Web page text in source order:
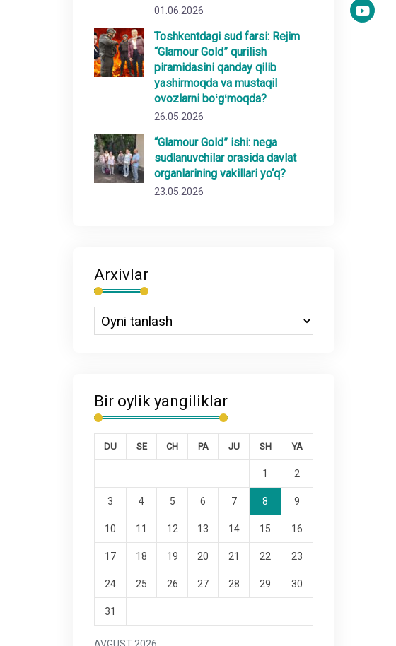
01.06.2026
Toshkentdagi sud farsi: Rejim
“Glamour Gold” qurilish
piramidasini qanday qilib
yashirmoqda va mustaqil
ovozlarni boʻgʻmoqda?
26.05.2026
“Glamour Gold” ishi: nega
sudlanuvchilar orasida davlat
organlarining vakillari yo‘q?
23.05.2026
Arxivlar
Bir oylik yangiliklar
DU SE CH PA JU SH YA
1 2
3 4 5 6 7 8 9
10 11 12 13 14 15 16
17 18 19 20 21 22 23
24 25 26 27 28 29 30
31